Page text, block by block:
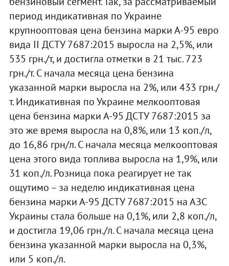
период индикативная по Украине
крупнооптовая цена бензина марки А-95 евро
вида II ДСТУ 7687:2015 выросла на 2,5%, или
535 грн./т, и достигла отметки в 21 тыс. 723
грн./т. С начала месяца цена бензина
указанной марки выросла на 2%, или 433 грн./
т. Индикативная по Украине мелкооптовая
цена бензина марки А-95 ДСТУ 7687:2015 за
это же время выросла на 0,8%, или 13 коп./л,
до 16,86 грн/л. С начала месяца мелкооптовая
цена этого вида топлива выросла на 1,9%, или
31 коп./л. Розница пока реагирует не так
ощутимо – за неделю индикативная цена
бензина марки А-95 ДСТУ 7687:2015 на АЗС
Украины стала больше на 0,1%, или 2,8 коп./л,
и достигла 19,06 грн./л. С начала месяца цена
бензина указанной марки выросла на 0,3%,
или 5 коп./л.